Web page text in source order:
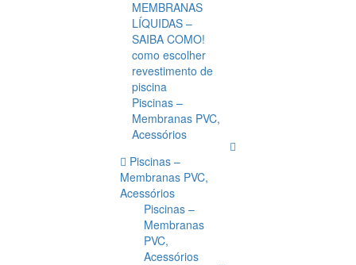
MEMBRANAS
LÍQUIDAS –
SAIBA COMO!
como escolher
revestimento de
piscina
Piscinas –
Membranas PVC,
Acessórios
Piscinas –
Membranas PVC,
Acessórios
Piscinas –
Membranas
PVC,
Acessórios